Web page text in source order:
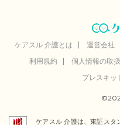
ケアスル 介護とは 運営会社
利用規約
個人情報の取
プレスキッ
ケアスル 介護は、東証スタ